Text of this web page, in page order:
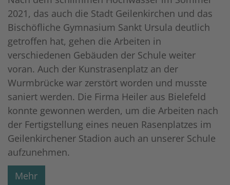
2021, das auch die Stadt Geilenkirchen und das
Bischöfliche Gymnasium Sankt Ursula deutlich
getroffen hat, gehen die Arbeiten in
verschiedenen Gebäuden der Schule weiter
voran. Auch der Kunstrasenplatz an der
Wurmbrücke war zerstört worden und musste
saniert werden. Die Firma Heiler aus Bielefeld
konnte gewonnen werden, um die Arbeiten nach
der Fertigstellung eines neuen Rasenplatzes im
Geilenkirchener Stadion auch an unserer Schule
aufzunehmen.
Mehr